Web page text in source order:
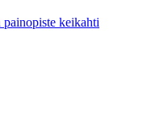
keikahti